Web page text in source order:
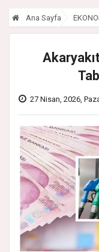
Ana Sayfa
27 Nisan, 2026,